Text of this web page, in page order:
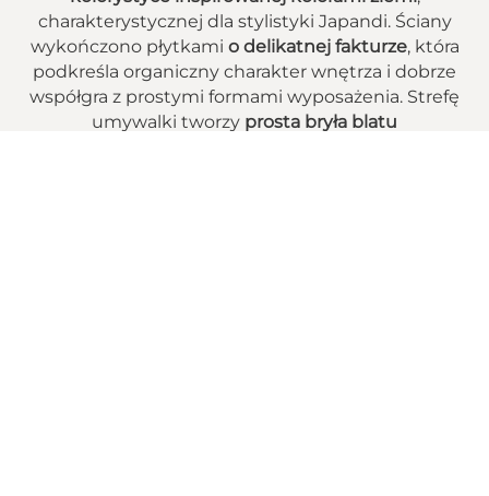
charakterystycznej dla stylistyki Japandi. Ściany
wykończono płytkami o delikatnej fakturze, która
podkreśla organiczny charakter wnętrza i dobrze
współgra z prostymi formami wyposażenia. Strefę
umywalki tworzy prosta bryła blatu